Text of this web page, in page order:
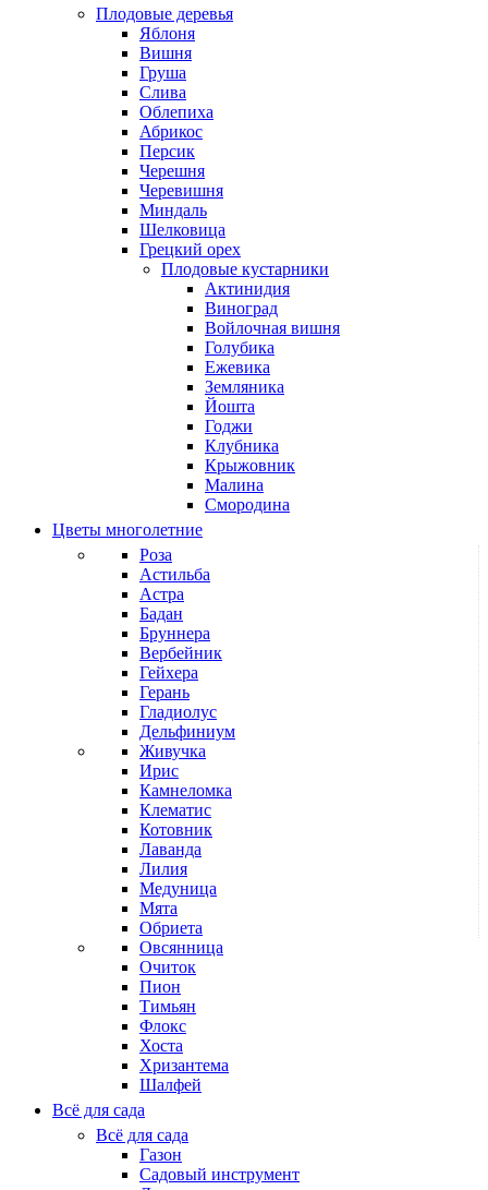
Плодовые деревья
Яблоня
Вишня
Груша
Слива
Облепиха
Абрикос
Персик
Черешня
Черевишня
Миндаль
Шелковица
Грецкий орех
Плодовые кустарники
Актинидия
Виноград
Войлочная вишня
Голубика
Ежевика
Земляника
Йошта
Годжи
Клубника
Крыжовник
Малина
Смородина
Цветы многолетние
Роза
Астильба
Астра
Бадан
Бруннера
Вербейник
Гейхера
Герань
Гладиолус
Дельфиниум
Живучка
Ирис
Камнеломка
Клематис
Котовник
Лаванда
Лилия
Медуница
Мята
Обриета
Овсянница
Очиток
Пион
Тимьян
Флокс
Хоста
Хризантема
Шалфей
Всё для сада
Всё для сада
Газон
Садовый инструмент